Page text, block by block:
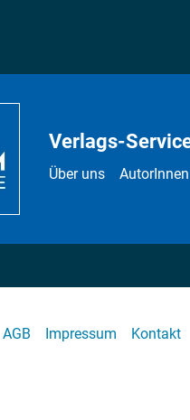
Verlags-
Über uns AutorInnen
AGB Impressum Kontakt